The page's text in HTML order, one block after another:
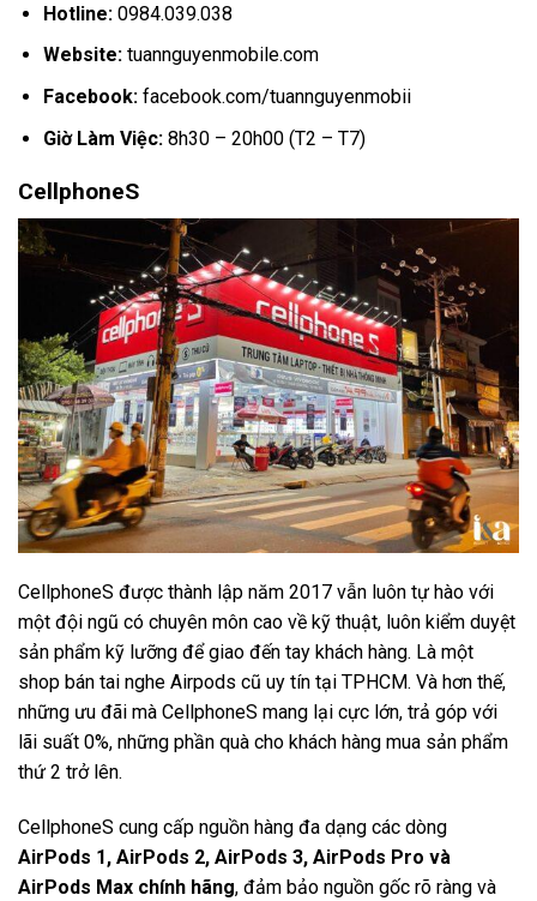
Hotline:0984.039.038
Website:tuannguyenmobile.com
Facebook:facebook.com/tuannguyenmobii
Giờ Làm Việc:8h30 – 20h00 (T2 – T7)
CellphoneS
CellphoneS được thành lập năm 2017 vẫn luôn tự hào với
một đội ngũ có chuyên môn cao về kỹ thuật, luôn kiểm duyệt
sản phẩm kỹ lưỡng để giao đến tay khách hàng. Là một
shop bán tai nghe Airpods cũ uy tín tại TPHCM. Và hơn thế,
những ưu đãi mà CellphoneS mang lại cực lớn, trả góp với
lãi suất 0%, những phần quà cho khách hàng mua sản phẩm
thứ 2 trở lên.
CellphoneS cung cấp nguồn hàng đa dạng các dòng
AirPods 1, AirPods 2, AirPods 3, AirPods Pro và
AirPods Max chính hãng, đảm bảo nguồn gốc rõ ràng và